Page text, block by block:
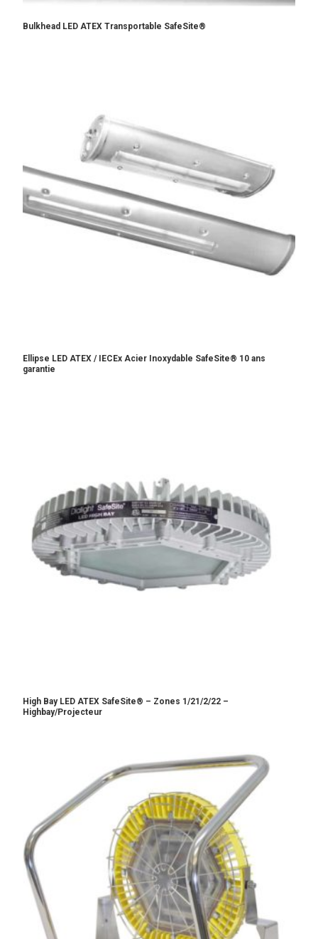
Bulkhead LED ATEX Transportable SafeSite®
Ellipse LED ATEX / IECEx Acier Inoxydable SafeSite® 10 ans
garantie
High Bay LED ATEX SafeSite® – Zones 1/21/2/22 –
Highbay/Projecteur